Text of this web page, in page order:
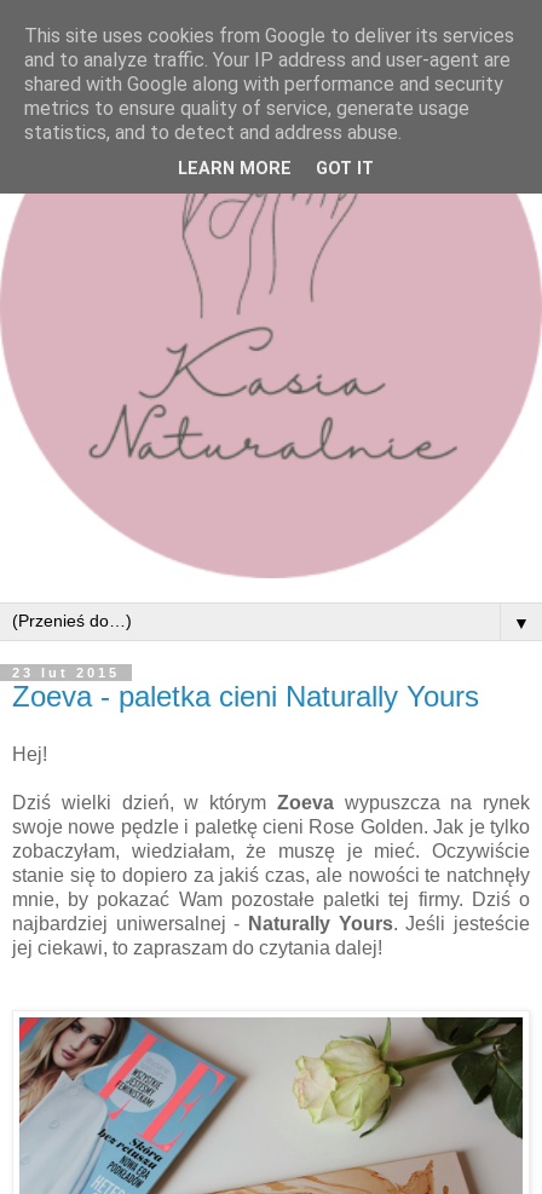
▼
23 lut 2015
Zoeva - paletka cieni Naturally Yours
Hej!
Dziś wielki dzień, w którym Zoevawypuszcza na rynek
swoje nowe pędzle i paletkę cieni Rose Golden. Jak je tylko
zobaczyłam, wiedziałam, że muszę je mieć. Oczywiście
stanie się to dopiero za jakiś czas, ale nowości te natchnęły
mnie, by pokazać Wam pozostałe paletki tej firmy. Dziś o
najbardziej uniwersalnej - Naturally Yours. Jeśli jesteście
jej ciekawi, to zapraszam do czytania dalej!
This site uses cookies from Google to deliver its services
and to analyze traffic. Your IP address and user-agent are
shared with Google along with performance and security
metrics to ensure quality of service, generate usage
statistics, and to detect and address abuse.
LEARN MORE GOT IT